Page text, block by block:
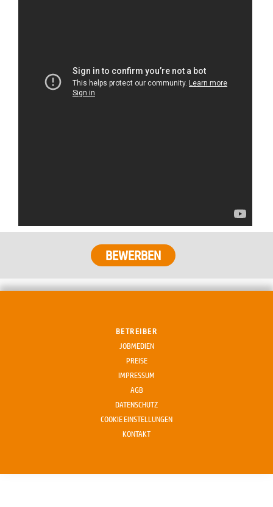
BETREIBER
JOBMEDIEN
PREISE
IMPRESSUM
AGB
DATENSCHUTZ
COOKIE EINSTELLUNGEN
KONTAKT